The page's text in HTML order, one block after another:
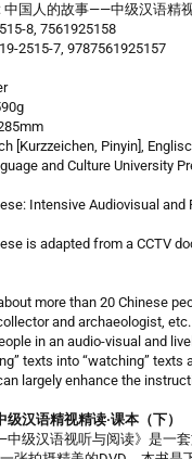
国人的故事——中级汉语精视
8, 7561925158
2515-7, 9787561925157
[Kurzzeichen, Pinyin],
and Culture University
Intensive Audiovisual and
is adapted from a CCTV
more than 20 Chinese
and archaeologist,
in an audio-visual and
texts into “watching”
largely enhance the
汉语精视精读·课本（下）
中级汉语视听与阅读》是一